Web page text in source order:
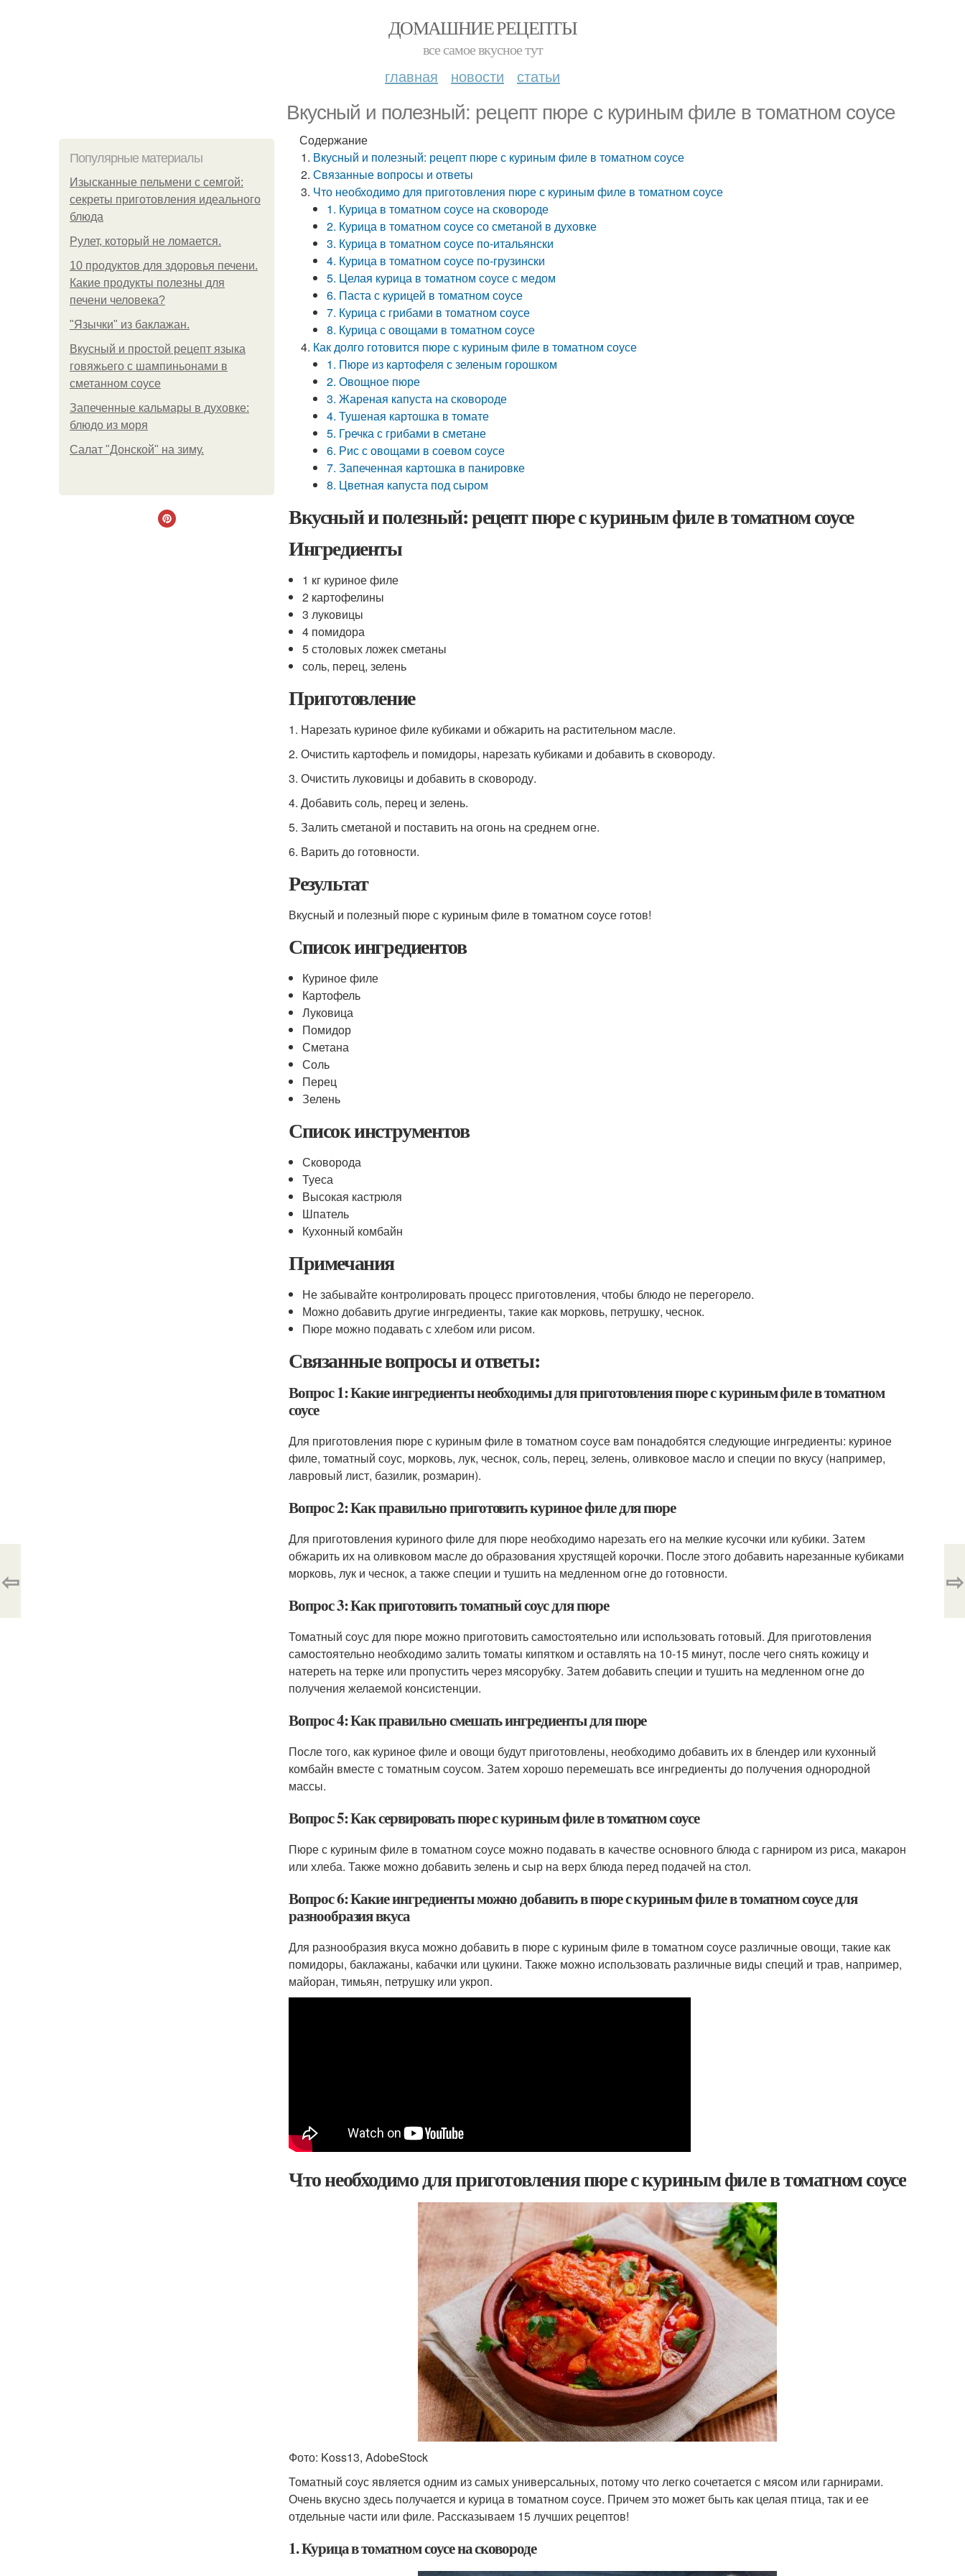
ДОМАШНИЕ РЕЦЕПТЫ
все самое вкусное тут
главная новости статьи
Вкусный и полезный: рецепт пюре с куриным филе в томатном соусе
Популярные материалы
Изысканные пельмени с семгой:
секреты приготовления идеального
блюда
Рулет, который не ломается.
10 продуктов для здоровья печени.
Какие продукты полезны для
печени человека?
"Язычки" из баклажан.
Вкусный и простой рецепт языка
говяжьего с шампиньонами в
сметанном соусе
Запеченные кальмары в духовке:
блюдо из моря
Салат "Донской" на зиму.
Содержание
Вкусный и полезный: рецепт пюре с куриным филе в томатном соусе
Связанные вопросы и ответы
Что необходимо для приготовления пюре с куриным филе в томатном соусе
1. Курица в томатном соусе на сковороде
2. Курица в томатном соусе со сметаной в духовке
3. Курица в томатном соусе по-итальянски
4. Курица в томатном соусе по-грузински
5. Целая курица в томатном соусе с медом
6. Паста с курицей в томатном соусе
7. Курица с грибами в томатном соусе
8. Курица с овощами в томатном соусе
Как долго готовится пюре с куриным филе в томатном соусе
1. Пюре из картофеля с зеленым горошком
2. Овощное пюре
3. Жареная капуста на сковороде
4. Тушеная картошка в томате
5. Гречка с грибами в сметане
6. Рис с овощами в соевом соусе
7. Запеченная картошка в панировке
8. Цветная капуста под сыром
Вкусный и полезный: рецепт пюре с куриным филе в томатном соусе
Ингредиенты
1 кг куриное филе
2 картофелины
3 луковицы
4 помидора
5 столовых ложек сметаны
соль, перец, зелень
Приготовление
1. Нарезать куриное филе кубиками и обжарить на растительном масле.
2. Очистить картофель и помидоры, нарезать кубиками и добавить в сковороду.
3. Очистить луковицы и добавить в сковороду.
4. Добавить соль, перец и зелень.
5. Залить сметаной и поставить на огонь на среднем огне.
6. Варить до готовности.
Результат
Вкусный и полезный пюре с куриным филе в томатном соусе готов!
Список ингредиентов
Куриное филе
Картофель
Луковица
Помидор
Сметана
Соль
Перец
Зелень
Список инструментов
Сковорода
Туеса
Высокая кастрюля
Шпатель
Кухонный комбайн
Примечания
Не забывайте контролировать процесс приготовления, чтобы блюдо не перегорело.
Можно добавить другие ингредиенты, такие как морковь, петрушку, чеснок.
Пюре можно подавать с хлебом или рисом.
Связанные вопросы и ответы:
Вопрос 1: Какие ингредиенты необходимы для приготовления пюре с куриным филе в томатном
соусе
Для приготовления пюре с куриным филе в томатном соусе вам понадобятся следующие ингредиенты: куриное
филе, томатный соус, морковь, лук, чеснок, соль, перец, зелень, оливковое масло и специи по вкусу (например,
лавровый лист, базилик, розмарин).
Вопрос 2: Как правильно приготовить куриное филе для пюре
Для приготовления куриного филе для пюре необходимо нарезать его на мелкие кусочки или кубики. Затем
обжарить их на оливковом масле до образования хрустящей корочки. После этого добавить нарезанные кубиками
морковь, лук и чеснок, а также специи и тушить на медленном огне до готовности.
Вопрос 3: Как приготовить томатный соус для пюре
Томатный соус для пюре можно приготовить самостоятельно или использовать готовый. Для приготовления
самостоятельно необходимо залить томаты кипятком и оставлять на 10-15 минут, после чего снять кожицу и
натереть на терке или пропустить через мясорубку. Затем добавить специи и тушить на медленном огне до
получения желаемой консистенции.
Вопрос 4: Как правильно смешать ингредиенты для пюре
После того, как куриное филе и овощи будут приготовлены, необходимо добавить их в блендер или кухонный
комбайн вместе с томатным соусом. Затем хорошо перемешать все ингредиенты до получения однородной
массы.
Вопрос 5: Как сервировать пюре с куриным филе в томатном соусе
Пюре с куриным филе в томатном соусе можно подавать в качестве основного блюда с гарниром из риса, макарон
или хлеба. Также можно добавить зелень и сыр на верх блюда перед подачей на стол.
Вопрос 6: Какие ингредиенты можно добавить в пюре с куриным филе в томатном соусе для
разнообразия вкуса
Для разнообразия вкуса можно добавить в пюре с куриным филе в томатном соусе различные овощи, такие как
помидоры, баклажаны, кабачки или цукини. Также можно использовать различные виды специй и трав, например,
майоран, тимьян, петрушку или укроп.
Что необходимо для приготовления пюре с куриным филе в томатном соусе
Фото: Koss13, AdobeStock
Томатный соус является одним из самых универсальных, потому что легко сочетается с мясом или гарнирами.
Очень вкусно здесь получается и курица в томатном соусе. Причем это может быть как целая птица, так и ее
отдельные части или филе. Рассказываем 15 лучших рецептов!
1. Курица в томатном соусе на сковороде
⇦ ⇨